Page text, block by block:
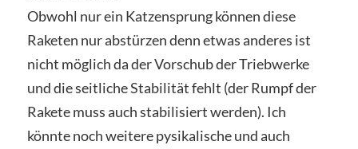
Obwohl nur ein Katzensprung können diese
Raketen nur abstürzen denn etwas anderes ist
nicht möglich da der Vorschub der Triebwerke
und die seitliche Stabilität fehlt (der Rumpf der
Rakete muss auch stabilisiert werden). Ich
könnte noch weitere pysikalische und auch